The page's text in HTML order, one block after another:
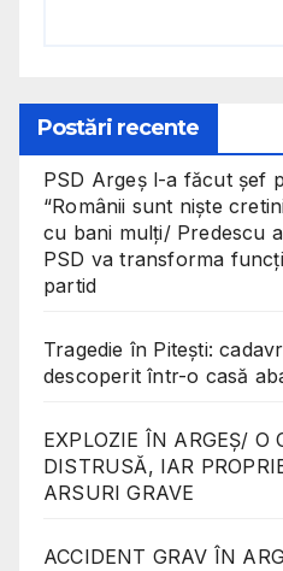
Postări recente
PSD Argeș l-a făcut șef
“Românii sunt niște
cu bani mulți/ Predescu
PSD va transforma
partid
Tragedie în Pitești:
descoperit într-o casă
EXPLOZIE ÎN ARGEȘ/ O
DISTRUSĂ, IAR
ARSURI GRAVE
ACCIDENT GRAV ÎN